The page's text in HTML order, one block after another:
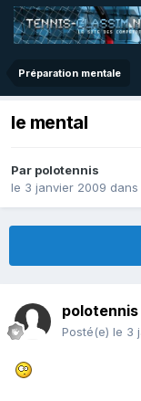
Préparation mentale
le mental
Par polotennis
le 3 janvier 2009 dans
polotennis
Posté(e) le 3